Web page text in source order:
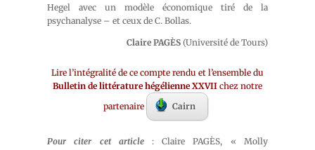
Hegel avec un modèle économique tiré de la
psychanalyse – et ceux de C. Bollas.
Claire PAGÈS(Université de Tours)
Lire l’intégralité de ce compte rendu et l’ensemble du
Bulletin de littérature hégélienne XXVII chez notre
partenaire
Cairn
Pour citer cet article: Claire PAGÈS, « Molly